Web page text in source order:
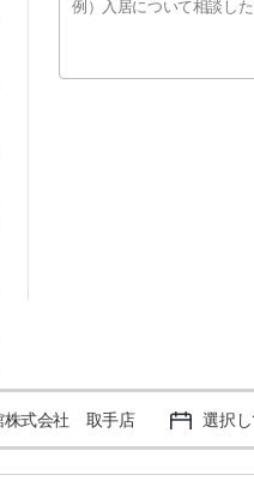
株式会社 取手店 選択